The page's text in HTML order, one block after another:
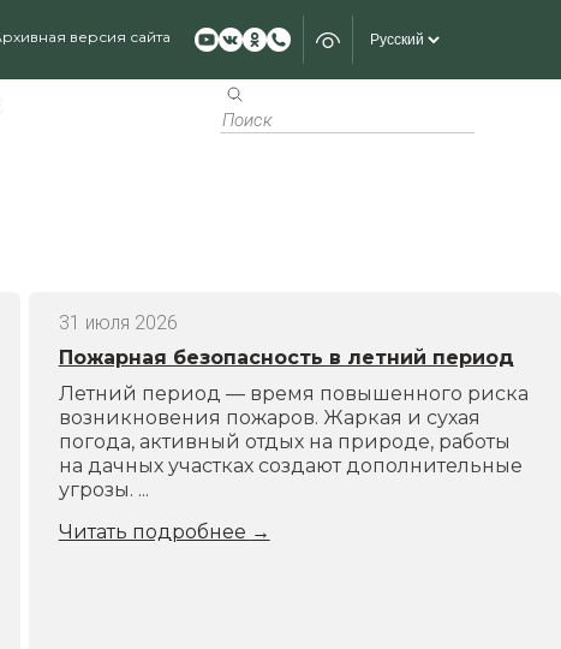
версия сайта
31 июля 2026
Пожарная безопасность в летний период
Летний период — время повышенного риска
возникновения пожаров. Жаркая и сухая
погода, активный отдых на природе, работы
на дачных участках создают дополнительные
угрозы. ...
Читать подробнее →